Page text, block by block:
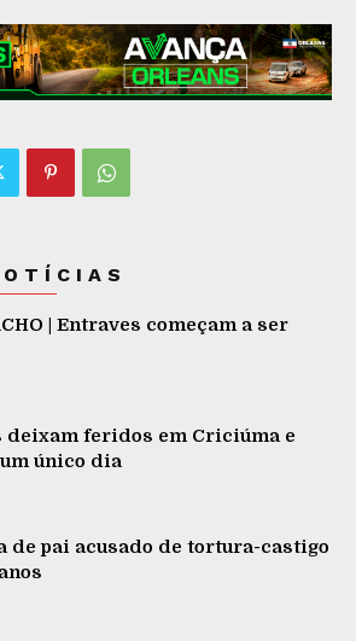
| Entraves começam a ser
deixam feridos em Criciúma e
único dia
de pai acusado de tortura-castigo